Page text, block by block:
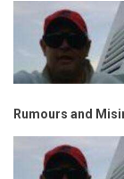
Rumours and